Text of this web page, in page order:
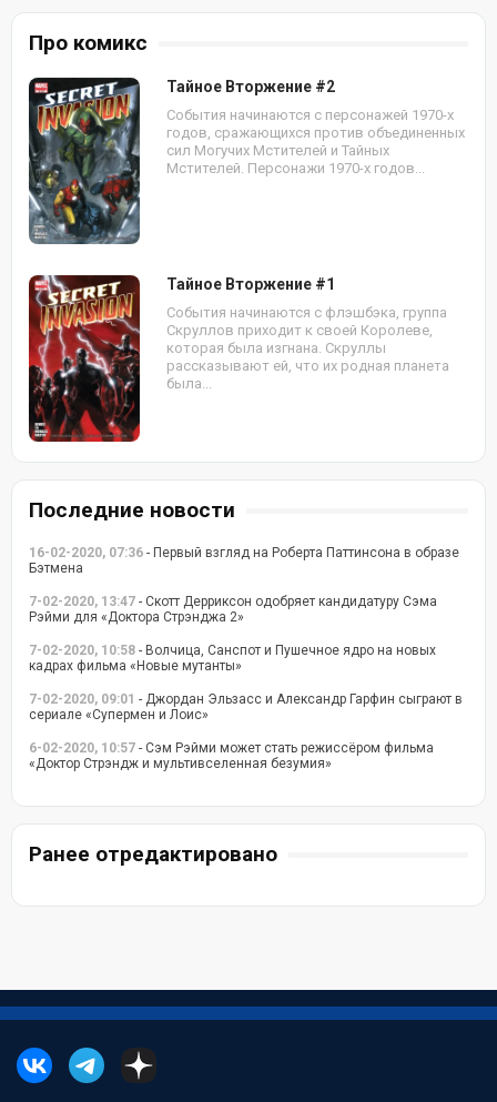
Про комикс
Тайное Вторжение #2
События начинаются с персонажей 1970-х
годов, сражающихся против объединенных
сил Могучих Мстителей и Тайных
Мстителей. Персонажи 1970-х годов...
Тайное Вторжение #1
События начинаются с флэшбэка, группа
Скруллов приходит к своей Королеве,
которая была изгнана. Скруллы
рассказывают ей, что их родная планета
была...
Последние новости
16-02-2020, 07:36 - Первый взгляд на Роберта Паттинсона в образе
Бэтмена
7-02-2020, 13:47 - Скотт Дерриксон одобряет кандидатуру Сэма
Рэйми для «Доктора Стрэнджа 2»
7-02-2020, 10:58 - Волчица, Санспот и Пушечное ядро на новых
кадрах фильма «Новые мутанты»
7-02-2020, 09:01 - Джордан Эльзасс и Александр Гарфин сыграют в
сериале «Супермен и Лоис»
6-02-2020, 10:57 - Сэм Рэйми может стать режиссёром фильма
«Доктор Стрэндж и мультивселенная безумия»
Ранее отредактировано